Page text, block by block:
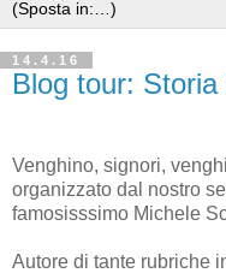
14.4.16
Blog tour:
Venghino, signori,
organizzato dal nostro
famosisssimo Michele
Autore di tante rubriche